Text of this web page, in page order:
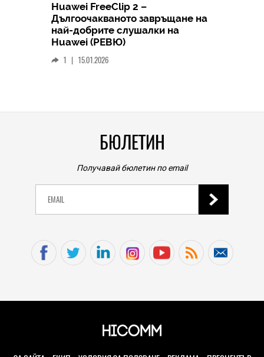
Huawei FreeClip 2 –
Дългоочакваното завръщане на
най-добрите слушалки на
Huawei (РЕВЮ)
1 | 15.01.2026
БЮЛЕТИН
Получавай бюлетин по email